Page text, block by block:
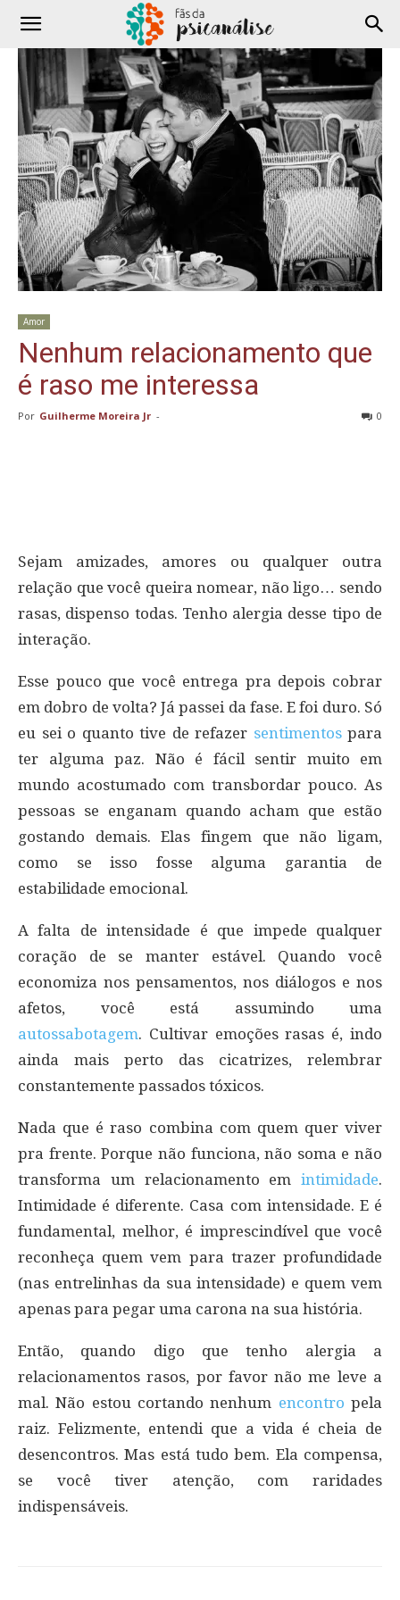
Amor
Nenhum relacionamento que
é raso me interessa
Por Guilherme Moreira Jr - 0
Sejam amizades, amores ou qualquer outra
relação que você queira nomear, não ligo… sendo
rasas, dispenso todas. Tenho alergia desse tipo de
interação.
Esse pouco que você entrega pra depois cobrar
em dobro de volta? Já passei da fase. E foi duro. Só
eu sei o quanto tive de refazer sentimentospara
ter alguma paz. Não é fácil sentir muito em
mundo acostumado com transbordar pouco. As
pessoas se enganam quando acham que estão
gostando demais. Elas fingem que não ligam,
como se isso fosse alguma garantia de
estabilidade emocional.
A falta de intensidade é que impede qualquer
coração de se manter estável. Quando você
economiza nos pensamentos, nos diálogos e nos
afetos, você está assumindo uma
autossabotagem. Cultivar emoções rasas é, indo
ainda mais perto das cicatrizes, relembrar
constantemente passados tóxicos.
Nada que é raso combina com quem quer viver
pra frente. Porque não funciona, não soma e não
transforma um relacionamento em intimidade.
Intimidade é diferente. Casa com intensidade. E é
fundamental, melhor, é imprescindível que você
reconheça quem vem para trazer profundidade
(nas entrelinhas da sua intensidade) e quem vem
apenas para pegar uma carona na sua história.
Então, quando digo que tenho alergia a
relacionamentos rasos, por favor não me leve a
mal. Não estou cortando nenhum encontro pela
raiz. Felizmente, entendi que a vida é cheia de
desencontros. Mas está tudo bem. Ela compensa,
se você tiver atenção, com raridades
indispensáveis.